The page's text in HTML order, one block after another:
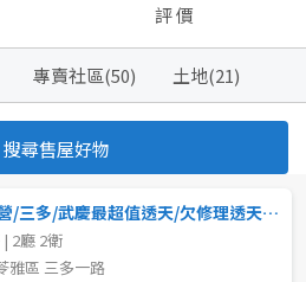
20坪以下
20坪以下
30~40 坪
評 價
專賣社區(50) 土地(21)
搜尋售屋好物
⭕衛武營/三多/武慶最超值透天/欠修理透天-售688萬 ⭕
| 2廳 2衛
雅區 三多一路